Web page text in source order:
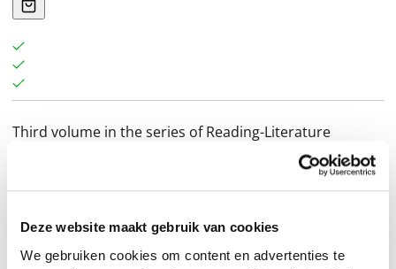
Deze website maakt gebruik van cookies
We gebruiken cookies om content en advertenties te
Third volume in the series of Reading-Literature
readers, whose purpose is to train children in reading
and appreciating literature through the reading of
fairy stories and continues folk tales and simple poems.
The material is organized: a group of fables, several